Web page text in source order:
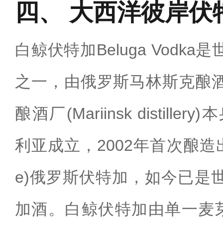
大西洋彼岸伏
白鲸伏特加Beluga Vodka是
之一，由俄罗斯马林斯克酿
酿酒厂(Mariinsk distillery)
利亚成立，2002年首次酿造
e)俄罗斯伏特加，如今已是
加酒。白鲸伏特加由单一麦